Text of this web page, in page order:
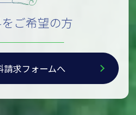
ご希望の方
請求フォームへ